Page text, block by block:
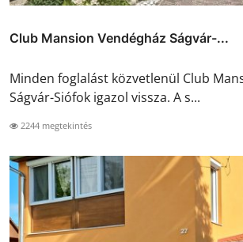
Club Mansion Vendégház Ságvár-...
Minden foglalást közvetlenül Club
Ságvár-Siófok igazol vissza. A s...
2244 megtekintés